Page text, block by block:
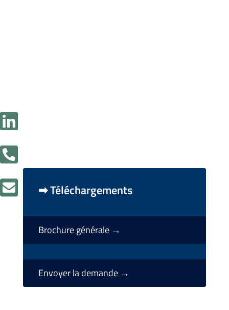
➡ Téléchargements
Brochure générale →
Envoyer la demande →


